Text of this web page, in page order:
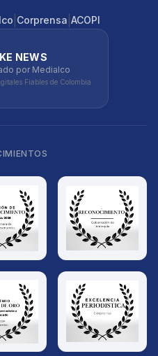
Corprensa ACOPI
NEWS
por Medialco
Fiables de Colombia